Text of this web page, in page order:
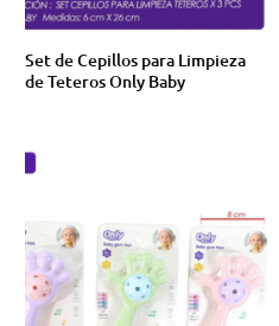
Set de Cepillos para Limpieza
de Teteros Only Baby